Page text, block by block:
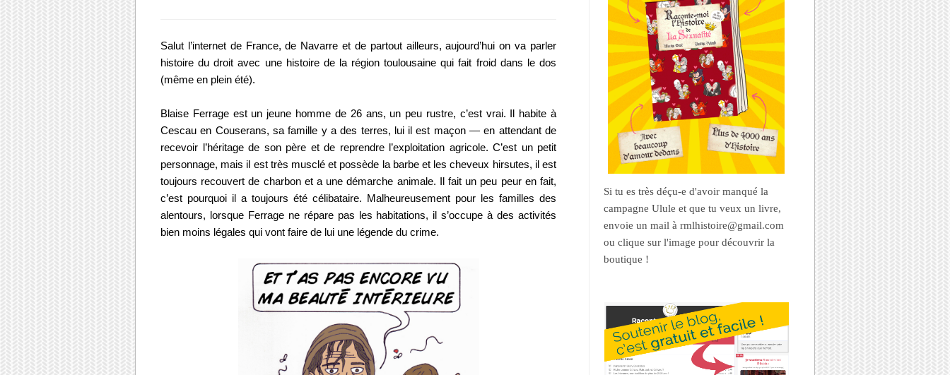
Salut l’internet de France, de Navarre et de partout ailleurs, aujourd’hui on va parler
histoire du droit avec une histoire de la région toulousaine qui fait froid dans le dos
(même en plein été).
Blaise Ferrage est un jeune homme de 26 ans, un peu rustre, c’est vrai. Il habite à
Cescau en Couserans, sa famille y a des terres, lui il est maçon — en attendant de
recevoir l’héritage de son père et de reprendre l’exploitation agricole. C’est un petit
personnage, mais il est très musclé et possède la barbe et les cheveux hirsutes, il est
toujours recouvert de charbon et a une démarche animale. Il fait un peu peur en fait,
c’est pourquoi il a toujours été célibataire. Malheureusement pour les familles des
alentours, lorsque Ferrage ne répare pas les habitations, il s’occupe à des activités
bien moins légales qui vont faire de lui une légende du crime.
Si tu es très déçu-e d'avoir manqué la
campagne Ulule et que tu veux un livre,
envoie un mail à rmlhistoire@gmail.com
ou clique sur l'image pour découvrir la
boutique !